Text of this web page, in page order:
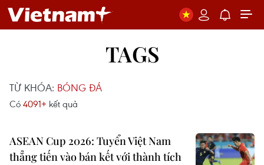
TAGS
TỪ KHÓA: BÓNG ĐÁ
Có 4091+ kết quả
ASEAN Cup 2026: Tuyển Việt Nam
thẳng tiến vào bán kết với thành tích